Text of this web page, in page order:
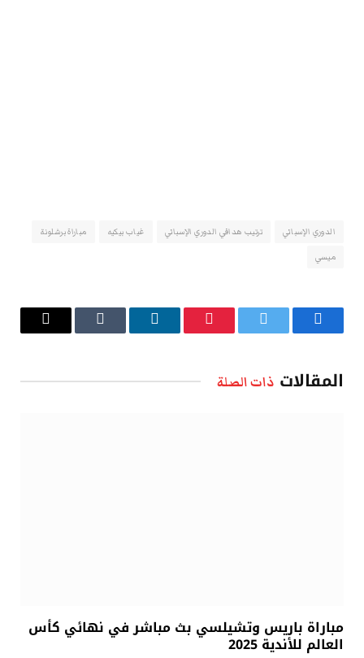
الدوري الإسباني ترتيب هدافي الدوري الإسباني غياب بيكيه
مباراة برشلونة
ميسي
فيسبوك تويتر بينتيريستلينكدإن Tumblr
البريد
المقالات ذات الصلة
مباراة باريس وتشيلسي بث مباشر في نهائي كأس
العالم للأندية 2025